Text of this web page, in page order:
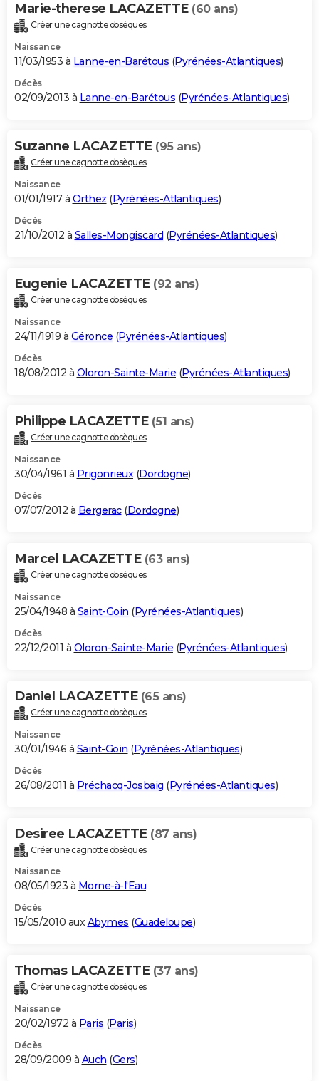
Marie-therese LACAZETTE (60 ans)
Créer une cagnotte obsèques
Naissance
11/03/1953 à Lanne-en-Barétous (Pyrénées-Atlantiques)
Décès
02/09/2013 à Lanne-en-Barétous (Pyrénées-Atlantiques)
Suzanne LACAZETTE (95 ans)
Créer une cagnotte obsèques
Naissance
01/01/1917 à Orthez (Pyrénées-Atlantiques)
Décès
21/10/2012 à Salles-Mongiscard (Pyrénées-Atlantiques)
Eugenie LACAZETTE (92 ans)
Créer une cagnotte obsèques
Naissance
24/11/1919 à Géronce (Pyrénées-Atlantiques)
Décès
18/08/2012 à Oloron-Sainte-Marie (Pyrénées-Atlantiques)
Philippe LACAZETTE (51 ans)
Créer une cagnotte obsèques
Naissance
30/04/1961 à Prigonrieux(Dordogne)
Décès
07/07/2012 à Bergerac(Dordogne)
Marcel LACAZETTE (63 ans)
Créer une cagnotte obsèques
Naissance
25/04/1948 à Saint-Goin (Pyrénées-Atlantiques)
Décès
22/12/2011 à Oloron-Sainte-Marie (Pyrénées-Atlantiques)
Daniel LACAZETTE (65 ans)
Créer une cagnotte obsèques
Naissance
30/01/1946 à Saint-Goin (Pyrénées-Atlantiques)
Décès
26/08/2011 à Préchacq-Josbaig (Pyrénées-Atlantiques)
Desiree LACAZETTE (87 ans)
Créer une cagnotte obsèques
Naissance
08/05/1923 à Morne-à-l'Eau
Décès
15/05/2010 auxAbymes (Guadeloupe)
Thomas LACAZETTE (37 ans)
Créer une cagnotte obsèques
Naissance
20/02/1972 à Paris (Paris)
Décès
28/09/2009 à Auch (Gers)